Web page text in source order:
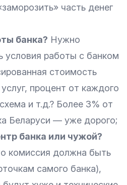
часть денег
банка? Нужно
условия работы с банком
стоимость
процент от каждого
и т.д.? Более 3% от
Беларуси — уже дорого;
банка или чужой?
комиссия должна быть
самого банка),